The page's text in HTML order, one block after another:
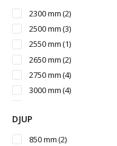
4000 l(2)
5000 l(2)
6000 l(2)
7000 l(2)
7700 l(2)
2300 mm(2)
2500 mm(3)
2550 mm(1)
2650 mm(2)
2750 mm(4)
3000 mm(4)
3400 mm
3580 mm(2)
DJUP
850 mm(2)